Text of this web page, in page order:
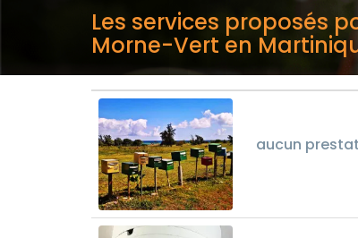
Les services proposés
Morne-Vert en
aucun